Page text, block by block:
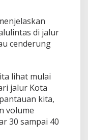
di jalur
cenderung
lihat mulai
jalur Kota
kita,
volume
30 sampai 40